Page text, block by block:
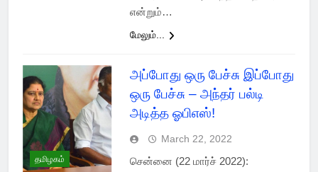
என்றும்…
மேலும்...
தமிழகம்
அப்போது ஒரு பேச்சு இப்போது
ஒரு பேச்சு – அந்தர் பல்டி
அடித்த ஓபிஎஸ்!
March 22, 2022
சென்னை (22 மார்ச் 2022):